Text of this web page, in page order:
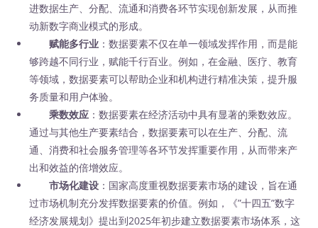
进数据生产、分配、流通和消费各环节实现创新发展，从而推
动新数字商业模式的形成。
赋能多行业 ：数据要素不仅在单一领域发挥作用，而是能
够跨越不同行业，赋能千行百业。例如，在金融、医疗、教育
等领域，数据要素可以帮助企业和机构进行精准决策，提升服
务质量和用户体验。
乘数效应 ：数据要素在经济活动中具有显著的乘数效应。
通过与其他生产要素结合，数据要素可以在生产、分配、流
通、消费和社会服务管理等各环节发挥重要作用，从而带来产
出和效益的倍增效应。
市场化建设 ：国家高度重视数据要素市场的建设，旨在通
过市场机制充分发挥数据要素的价值。例如，《”十四五”数字
经济发展规划》提出到2025年初步建立数据要素市场体系，这